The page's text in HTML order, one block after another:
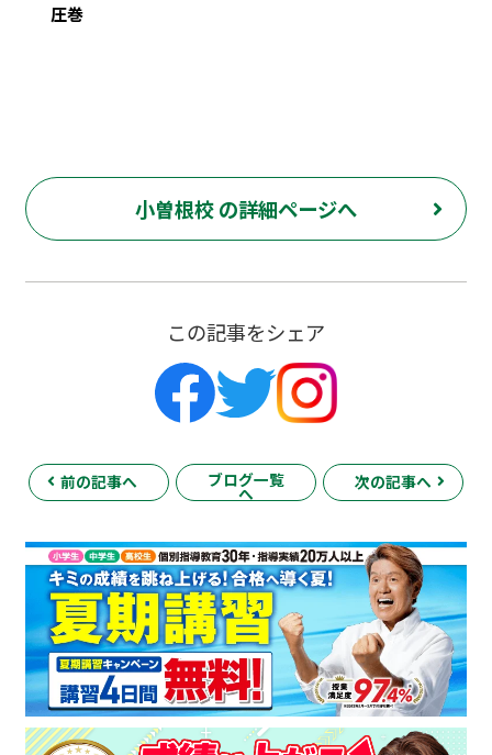
圧巻
小曽根校 の詳細ページへ
この記事をシェア
前の記事へ ブログ一覧
へ
次の記事へ